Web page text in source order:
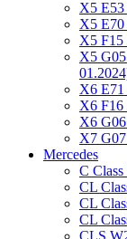
X5 E53
X5 E70
X5 F15
X5
X6 E71
X6 F16
X6
X7
Mercedes
C
CL
CL
CL